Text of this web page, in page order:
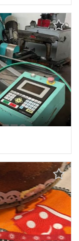
pastello
pastello